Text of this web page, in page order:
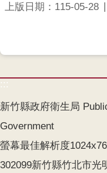
醫
材
頁
站
導
上版日期：115-05-28
:::
新竹縣政府衛生局
Government
螢幕最佳解析度
302099新竹縣竹北市光